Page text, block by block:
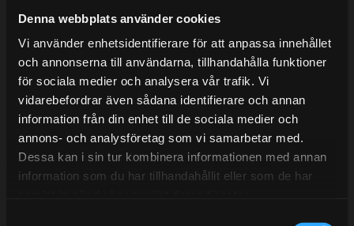
Denna webbplats använder cookies
Vi använder enhetsidentifierare för att anpassa innehållet
och annonserna till användarna, tillhandahålla funktioner
för sociala medier och analysera vår trafik. Vi
vidarebefordrar även sådana identifierare och annan
information från din enhet till de sociala medier och
annons- och analysföretag som vi samarbetar med.
Dessa kan i sin tur kombinera informationen med annan
information som du har tillhandahållit eller som de har
Tel:031- 51 66 60
E-post:info@streetperformance.se